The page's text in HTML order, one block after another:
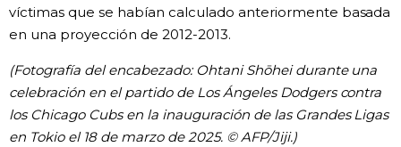
víctimas que se habían calculado anteriormente basada
en una proyección de 2012-2013.
(Fotografía del encabezado: Ohtani Shōhei durante una
celebración en el partido de Los Ángeles Dodgers contra
los Chicago Cubs en la inauguración de las Grandes Ligas
en Tokio el 18 de marzo de 2025. © AFP/Jiji.)